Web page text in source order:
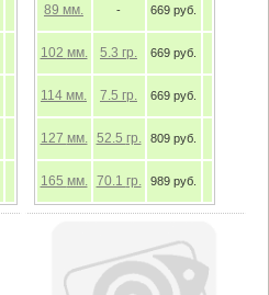
89 мм. - 669 руб.
102 мм. 5.3 гр. 669 руб.
114 мм. 7.5 гр. 669 руб.
127 мм. 52.5 гр. 809 руб.
165 мм. 70.1 гр. 989 руб.